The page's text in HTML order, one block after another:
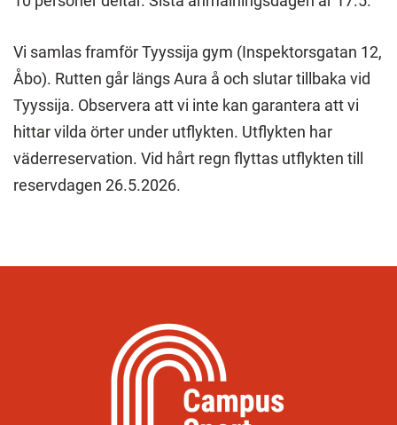
Vi samlas framför Tyyssija gym (Inspektorsgatan 12,
Åbo). Rutten går längs Aura å och slutar tillbaka vid
Tyyssija. Observera att vi inte kan garantera att vi
hittar vilda örter under utflykten. Utflykten har
väderreservation. Vid hårt regn flyttas utflykten till
reservdagen 26.5.2026.